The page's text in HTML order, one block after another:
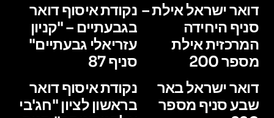
דואר ישראל אילת –
סניף היחידה
המרכזית אילת
מספר 200
דואר ישראל באר
שבע סניף מספר
נקודת איסוף דואר
בגבעתיים – "קניון
עזריאלי גבעתיים"
סניף 87
נקודת איסוף דואר
בראשון לציון "חג'בי